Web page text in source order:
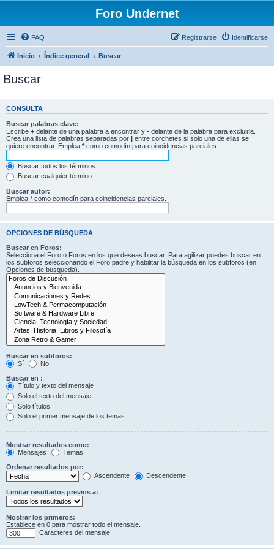
Foro Undernet
FAQ Identificarse
Registrarse
Inicio Índice general Buscar
Buscar
CONSULTA
Buscar palabras clave:
Escribe + delante de una palabra a encontrar y - delante de la palabra para excluirla.
Crea una lista de palabras separadas por | entre corchetes si solo una de ellas se
quiere encontrar. Emplea * como comodín para coincidencias parciales.
Buscar todos los términos
Buscar cualquier término
Buscar autor:
Emplea * como comodín para coincidencias parciales.
OPCIONES DE BÚSQUEDA
Buscar en Foros:
Selecciona el Foro o Foros en los que deseas buscar. Para agilizar puedes buscar en
los subforos seleccionando el Foro padre y habilitar la búsqueda en los subforos (en
Opciones de búsqueda).
Buscar en subforos:
Sí
No
Buscar en :
Título y texto del mensaje
Solo el texto del mensaje
Solo títulos
Solo el primer mensaje de los temas
Mostrar resultados como:
Mensajes
Temas
Ordenar resultados por:
Ascendente
Descendente
Limitar resultados previos a:
Mostrar los primeros:
Establece en 0 para mostrar todo el mensaje.
Caracteres del mensaje